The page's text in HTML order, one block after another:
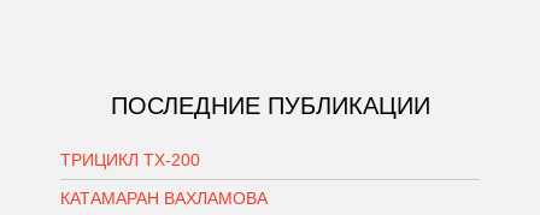
ПОСЛЕДНИЕ ПУБЛИКАЦИИ
ТРИЦИКЛ ТХ-200
КАТАМАРАН ВАХЛАМОВА